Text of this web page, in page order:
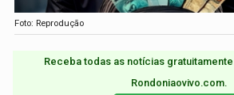
Foto: Reprodução
Receba todas as notícias
Rondoniaovivo.com.​